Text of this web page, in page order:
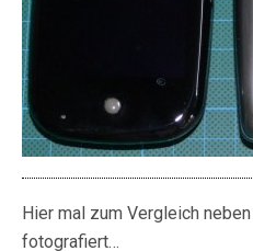
Hier mal zum Vergleich
fotografiert…